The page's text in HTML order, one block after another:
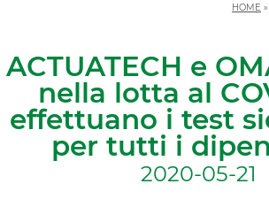
HOME »
ACTUATECH e
nella lotta al
effettuano i test
per tutti i
2020-05-21